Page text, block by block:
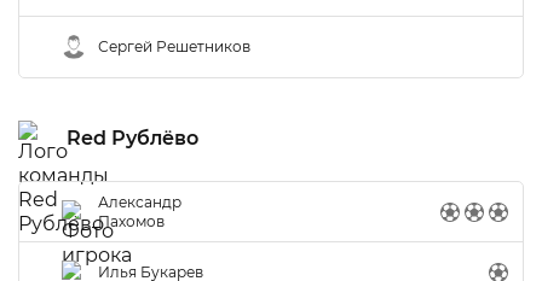
Сергей Решетников
Red Рублёво
Александр
Пахомов
Илья Букарев